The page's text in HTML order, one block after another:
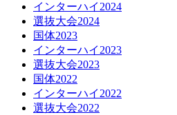
インターハイ2024
選抜大会2024
国体2023
インターハイ2023
選抜大会2023
国体2022
インターハイ2022
選抜大会2022